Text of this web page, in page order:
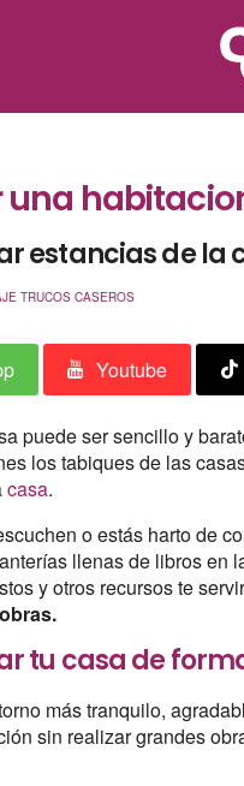
estancias de la
TRUCOS CASEROS
Youtube
puede ser sencillo y
los tabiques de las
casa.
o estás harto de
llenas de libros en
y otros recursos te
tu casa de
más tranquilo,
sin realizar grandes